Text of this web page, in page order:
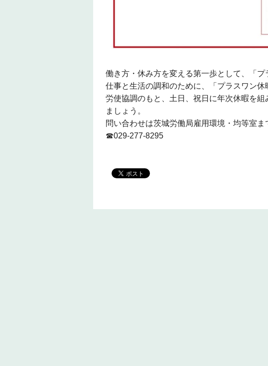
働き方・休み方を変える第一歩として、「プ
仕事と生活の調和のために、「プラスワン休
労使協調のもと、土日、祝日に年次休暇を
ましょう。
問い合わせは茨城労働局雇用環境・均等室ま
☎029-277-8295